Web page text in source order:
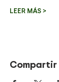
LEER MÁS >
Compartir